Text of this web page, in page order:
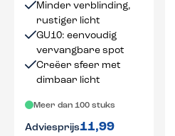
Minder verblinding,
rustiger licht
GU10: eenvoudig
vervangbare spot
Creëer sfeer met
dimbaar licht
Meer dan 100 stuks
Adviesprijs11,99